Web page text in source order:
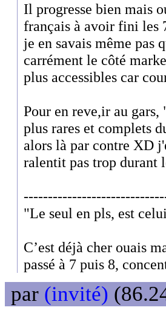
Il progresse bien mais
français à avoir fini les
je en savais même pas
carrément le côté
plus accessibles car
Pour en reve,ir au
plus rares et complets
alors là par contre XD
ralentit pas trop durant
"Le seul en pls, est
C’est déjà cher ouais
passé à 7 puis 8,
par (invité)